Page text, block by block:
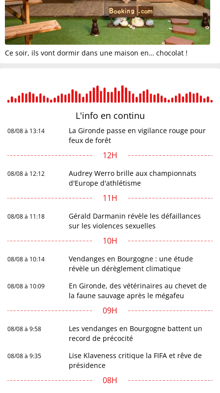
Ce soir, ils vont dormir dans une maison en… chocolat !
L'info en continu
08/08 à 13:14
La Gironde passe en vigilance rouge pour
feux de forêt
12H
08/08 à 12:12
Audrey Werro brille aux championnats
d'Europe d'athlétisme
11H
08/08 à 11:18
Gérald Darmanin révèle les défaillances
sur les violences sexuelles
10H
08/08 à 10:14
Vendanges en Bourgogne : une étude
révèle un dérèglement climatique
08/08 à 10:09
En Gironde, des vétérinaires au chevet de
la faune sauvage après le mégafeu
09H
08/08 à 9:58
Les vendanges en Bourgogne battent un
record de précocité
08/08 à 9:35
Lise Klaveness critique la FIFA et rêve de
présidence
08H